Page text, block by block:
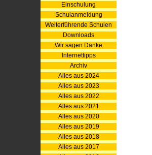
Einschulung
Schulanmeldung
Weiterführende Schulen
Downloads
Wir sagen Danke
Internettipps
Archiv
Alles aus 2024
Alles aus 2023
Alles aus 2022
Alles aus 2021
Alles aus 2020
Alles aus 2019
Alles aus 2018
Alles aus 2017